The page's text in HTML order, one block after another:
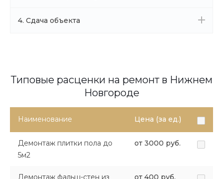
4. Сдача объекта
Типовые расценки на ремонт в Нижнем
Новгороде
Наименование Цена (за ед.)
Демонтаж плитки пола до
5м2
от 3000 руб.
Демонтаж фальш-стен из от 400 руб.